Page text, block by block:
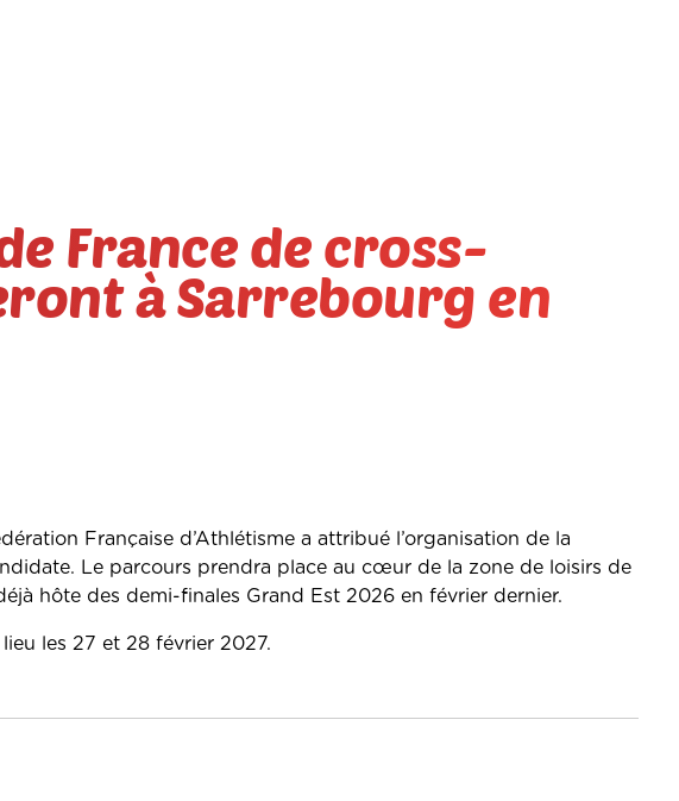
France de cross-
à Sarrebourg en
Française d’Athlétisme a attribué l’organisation de la
Le parcours prendra place au cœur de la zone de loisirs de
hôte des demi-finales Grand Est 2026 en février dernier.
les 27 et 28 février 2027.